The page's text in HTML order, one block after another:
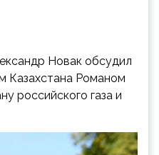
Новак обсудил
Казахстана Романом
российского газа и